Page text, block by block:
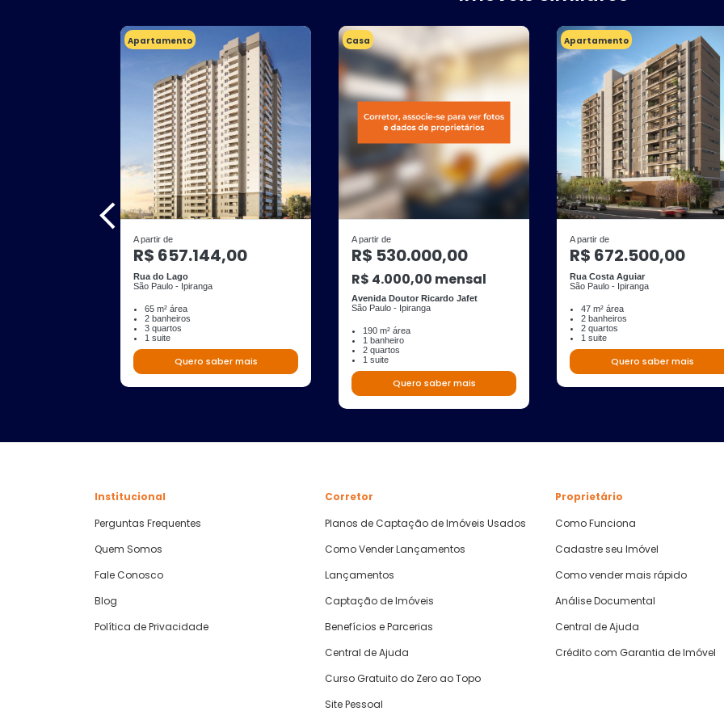
Apartamento
A partir de
R$ 657.144,00
Rua do Lago
São Paulo - Ipiranga
65 m² área
2 banheiros
3 quartos
1 suite
Quero saber mais
Casa
A partir de
R$ 530.000,00
R$ 4.000,00 mensal
Avenida Doutor Ricardo Jafet
São Paulo - Ipiranga
190 m² área
1 banheiro
2 quartos
1 suite
Quero saber mais
Apartamento
A partir de
R$ 672.500,00
Rua Costa Aguiar
São Paulo - Ipiranga
47 m² área
2 banheiros
2 quartos
1 suite
Quero saber mais
Institucional
Perguntas Frequentes
Quem Somos
Fale Conosco
Blog
Política de Privacidade
Corretor
Planos de Captação de Imóveis Usados
Como Vender Lançamentos
Lançamentos
Captação de Imóveis
Benefícios e Parcerias
Central de Ajuda
Curso Gratuito do Zero ao Topo
Site Pessoal
Proprietário
Como Funciona
Cadastre seu Imóvel
Como vender mais rápido
Análise Documental
Central de Ajuda
Crédito com Garantia de Imóvel